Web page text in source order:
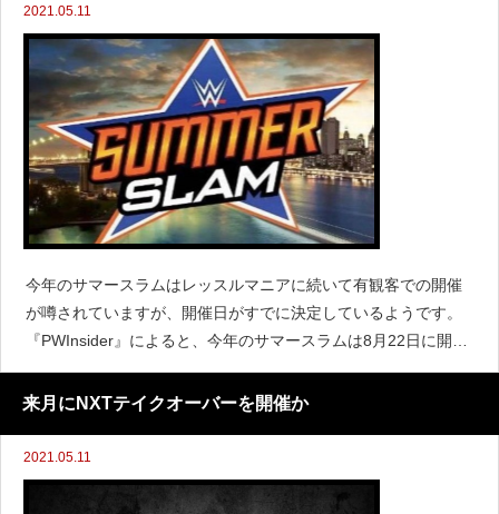
2021.05.11
今年のサマースラムはレッスルマニアに続いて有観客での開催
が噂されていますが、開催日がすでに決定しているようです。
『PWInsider』によると、今年のサマースラムは8月22日に開催
予定であると伝えています。ただし開催場所はまだ決定してい
ないということで、WWEは現在もまだ適切な場所を
来月にNXTテイクオーバーを開催か
2021.05.11